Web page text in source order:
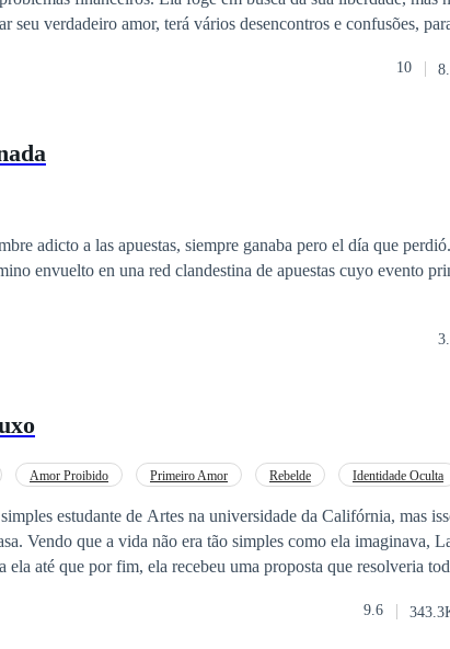
seu verdadeiro amor, terá vários desencontros e confusões,
isso tivesse que sacrificar sua filha. Era uma questão de10
adicto a las apuestas, siempre ganaba pero el día que
envuelto en una red clandestina de apuestas cuyo evento
Amor Proibido Primeiro Amor Rebelde Identidade Oculta
estudante de Artes na universidade da Califórnia, mas
Vendo que a vida não era tão simples como ela imaginava,
ela até que por fim, ela recebeu uma proposta que resolveria
eu uma casa noturna de elite da cidade. A princípio, Lavine
9.6